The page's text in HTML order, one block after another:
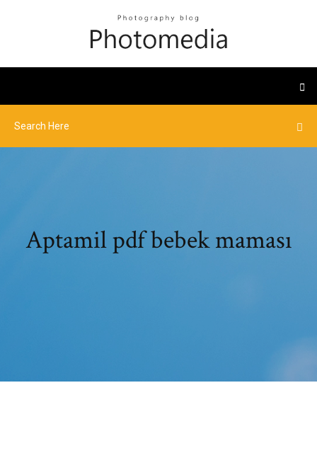
Aptamil pdf bebek maması